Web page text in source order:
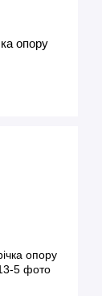
опору